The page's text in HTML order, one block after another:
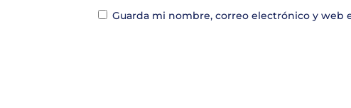
Guarda mi nombre, correo electrónico y web